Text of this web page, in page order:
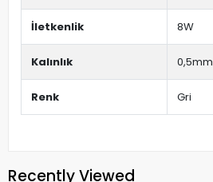
İletkenlik 8W
Kalınlık 0,5mm
Renk Gri
Recently Viewed